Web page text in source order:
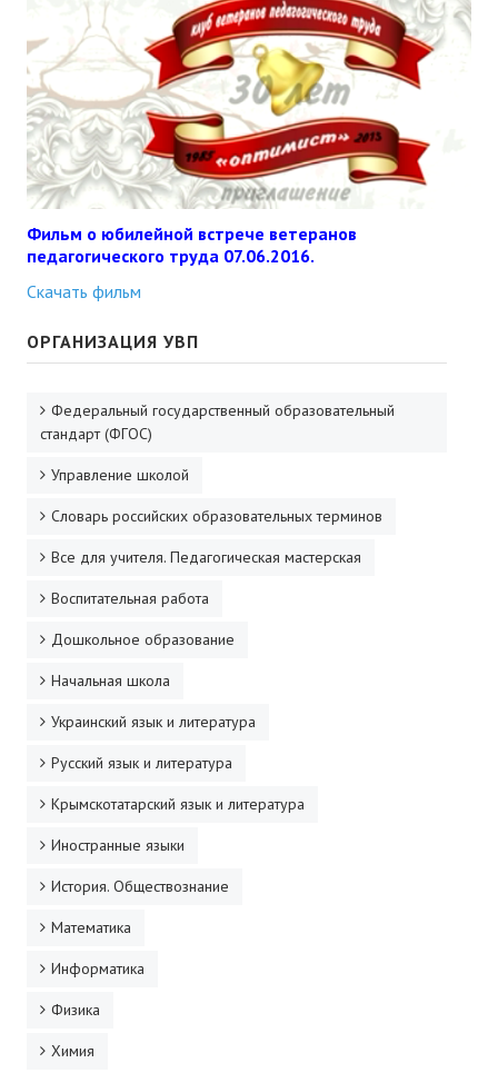
Фильм о юбилейной встрече ветеранов
педагогического труда 07.06.2016.
Скачать фильм
ОРГАНИЗАЦИЯ УВП
Федеральный государственный образовательный
стандарт (ФГОС)
Управление школой
Словарь российских образовательных терминов
Все для учителя. Педагогическая мастерская
Воспитательная работа
Дошкольное образование
Начальная школа
Украинский язык и литература
Русский язык и литература
Крымскотатарский язык и литература
Иностранные языки
История. Обществознание
Математика
Информатика
Физика
Химия